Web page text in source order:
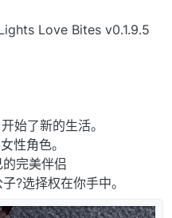
Love Bites v0.1.9.5
始了新的生活。
性角色。
完美伴侣
?选择权在你手中。